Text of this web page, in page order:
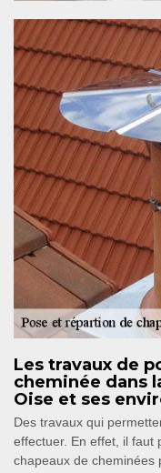
Les travaux de
cheminée dans
Oise et ses
Des travaux qui
effectuer. En effet, il faut
chapeaux de cheminées